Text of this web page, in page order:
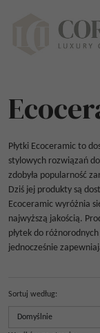
Płytki Ecoceramic to
stylowych rozwiązań
zdobyła popularność
Dziś jej produkty są
Ecoceramic wyróżnia
najwyższą jakością.
płytek do
jednocześnie
Sortuj według: